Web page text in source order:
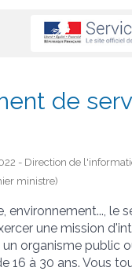
de
- Direction de
ministre)
environnement..., le
une mission
organisme public
16 à 30 ans. Vous